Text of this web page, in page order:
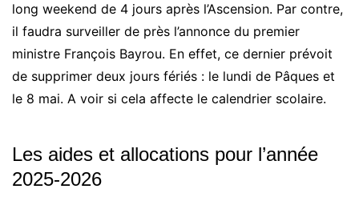
long weekend de 4 jours après l’Ascension. Par contre,
il faudra surveiller de près l’annonce du premier
ministre François Bayrou. En effet, ce dernier prévoit
de supprimer deux jours fériés : le lundi de Pâques et
le 8 mai. A voir si cela affecte le calendrier scolaire.
Les aides et allocations pour l’année
2025-2026